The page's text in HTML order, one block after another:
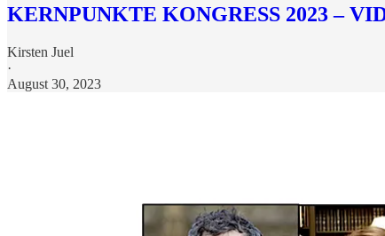
KERNPUNKTE KONGRESS 2023 –
Kirsten Juel
·
August 30, 2023